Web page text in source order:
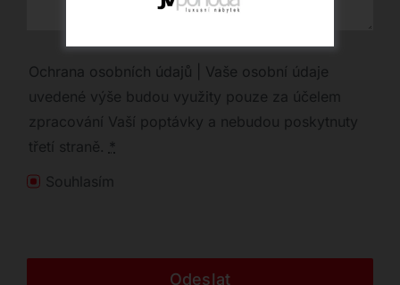
Ochrana osobních údajů | Vaše osobní údaje
uvedené výše budou využity pouze za účelem
zpracování Vaší poptávky a nebudou poskytnuty
třetí straně. *
Souhlasím
Odeslat